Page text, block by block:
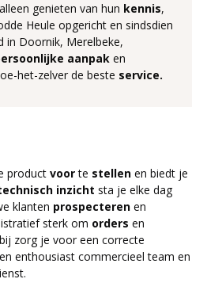
genieten van hun kennis,
Heule opgericht en sindsdien
in Doornik, Merelbeke,
aanpak en
het-zelver de beste service.
product voorte stellen en biedt je
inzicht sta je elke dag
klanten prospecteren en
sterk om orders en
zorg je voor een correcte
enthousiast commercieel team en